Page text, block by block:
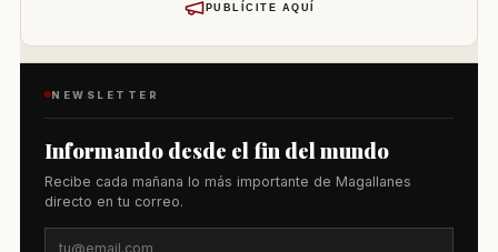
PUBLÍCITE AQUÍ
NEWSLETTER
Informando desde el fin del mundo
Recibe cada mañana lo más importante de Magallanes
directo en tu correo.